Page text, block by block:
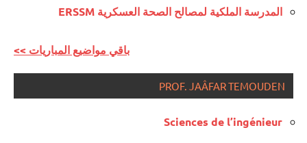
المدرسة الملكية لمصالح الصحة العسكرية ERSSM
<< باقي مواضيع المباريات
PROF. JAÂFAR TEMOUDEN
Sciences de l’ingénieur